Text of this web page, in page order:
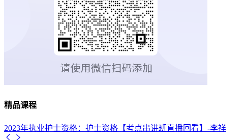
精品课程
2023年执业护士资格：护士资格【考点串讲班直播回看】-李祥